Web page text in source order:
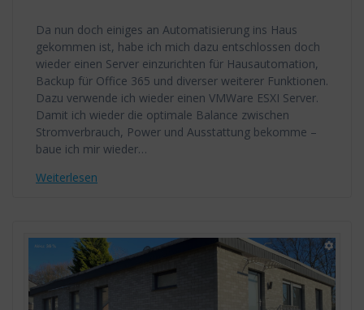
Da nun doch einiges an Automatisierung ins Haus
gekommen ist, habe ich mich dazu entschlossen doch
wieder einen Server einzurichten für Hausautomation,
Backup für Office 365 und diverser weiterer Funktionen.
Dazu verwende ich wieder einen VMWare ESXI Server.
Damit ich wieder die optimale Balance zwischen
Stromverbrauch, Power und Ausstattung bekomme –
baue ich mir wieder…
Weiterlesen